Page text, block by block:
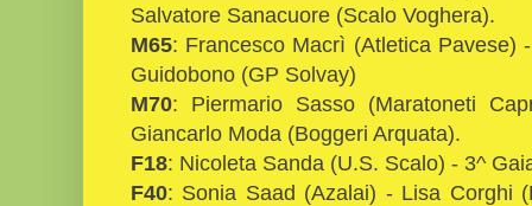
Salvatore Sanacuore (Scalo Voghera).
M65: Francesco Macrì (Atletica Pavese)
Guidobono (GP Solvay)
M70: Piermario Sasso (Maratoneti
Giancarlo Moda (Boggeri Arquata).
F18: Nicoleta Sanda (U.S. Scalo) - 3^
F40: Sonia Saad (Azalai) - Lisa Corghi